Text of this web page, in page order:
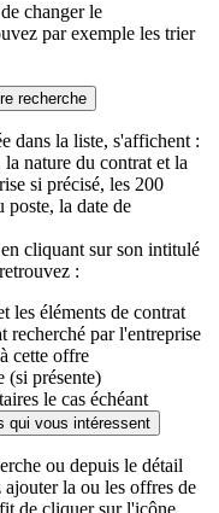
changer le
par exemple les trier
recherche
dans la liste, s'affichent :
nature du contrat et la
si précisé, les 200
poste, la date de
cliquant sur son intitulé
:
les éléments de contrat
recherché par l'entreprise
cette offre
(si présente)
le cas échéant
qui vous intéressent
ou depuis le détail
la ou les offres de
de cliquer sur l'icône